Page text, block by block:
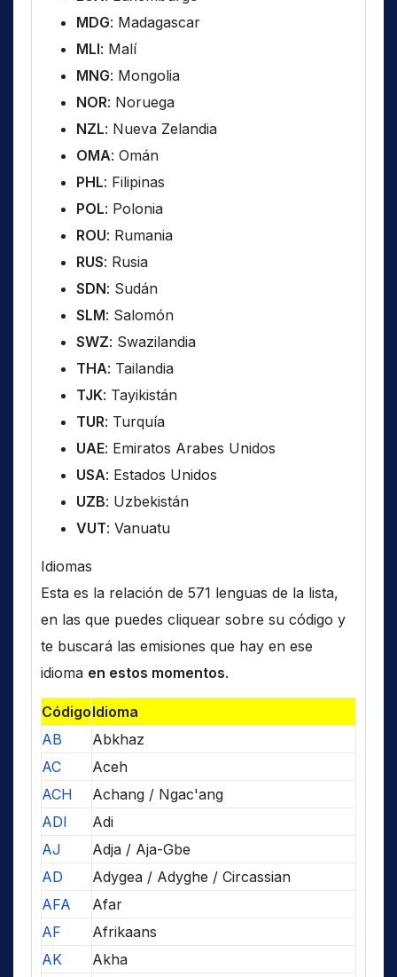
MDG: Madagascar
MLI: Malí
MNG: Mongolia
NOR: Noruega
NZL: Nueva Zelandia
OMA: Omán
PHL: Filipinas
POL: Polonia
ROU: Rumania
RUS: Rusia
SDN: Sudán
SLM: Salomón
SWZ: Swazilandia
THA: Tailandia
TJK: Tayikistán
TUR: Turquía
UAE: Emiratos Arabes Unidos
USA: Estados Unidos
UZB: Uzbekistán
VUT: Vanuatu
Idiomas
Esta es la relación de 571 lenguas de la lista,
en las que puedes cliquear sobre su código y
te buscará las emisiones que hay en ese
idioma en estos momentos.
CódigoIdioma
AB
Abkhaz
AC
Aceh
ACH
Achang / Ngac'ang
ADI
Adi
AJ
Adja / Aja-Gbe
AD
Adygea / Adyghe / Circassian
AFA
Afar
AF
Afrikaans
AK
Akha